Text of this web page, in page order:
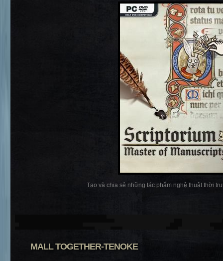
Tạo và chia sẻ những tác phẩm nghệ thuật thời
MALL TOGETHER-TENOKE